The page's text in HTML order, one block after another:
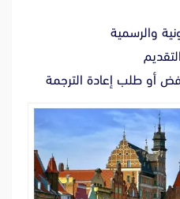
والرسمية
أو طلب إعادة الترجمة